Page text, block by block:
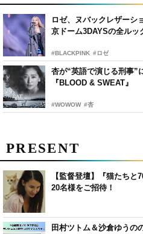
ロゼ、ヌバックレザー
京ドーム3DAYSの全ルッ
#BLACKPINK #ロゼ
杏が“英語で演じる刑事
『BLOOD & SWEAT』
#WOWOW #杏
PRESENT
【監督登壇】『猫たちと
20名様をご招待！
田村ツトム＆沙倉ゆうの